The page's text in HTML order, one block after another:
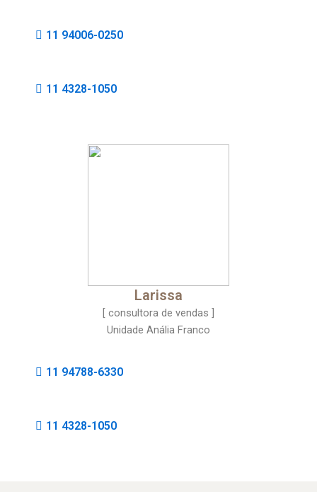
11 94006-0250
11 4328-1050
Larissa
[ consultora de vendas ]
Unidade Anália Franco
11 94788-6330
11 4328-1050